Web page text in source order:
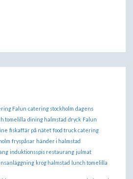
Falun catering stockholm dagens
tomelilla dining halmstad dryck Falun
fiskaffär på nätet food truck catering
fryspåsar händer i halmstad
induktionsspis restaurang julmat
krog halmstad lunch tomelilla